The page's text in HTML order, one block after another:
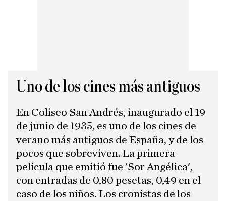
Uno de los cines más antiguos
En Coliseo San Andrés, inaugurado el 19
de junio de 1935, es uno de los cines de
verano más antiguos de España, y de los
pocos que sobreviven. La primera
película que emitió fue 'Sor Angélica',
con entradas de 0,80 pesetas, 0,49 en el
caso de los niños. Los cronistas de los